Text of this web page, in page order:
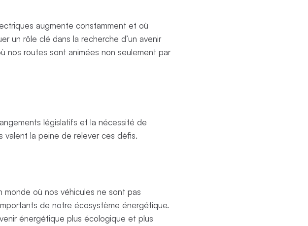
augmente constamment et où
un rôle clé dans la recherche d’un avenir
nos routes sont animées non seulement par
législatifs et la nécessité de
la peine de relever ces défis.
monde où nos véhicules ne sont pas
de notre écosystème énergétique.
énergétique plus écologique et plus